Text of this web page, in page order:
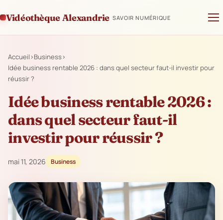
Vidéothèque Alexandrie SAVOIR NUMÉRIQUE
Accueil›Business›
Idée business rentable 2026 : dans quel secteur faut-il investir pour
réussir ?
Idée business rentable 2026 :
dans quel secteur faut-il
investir pour réussir ?
mai 11, 2026 Business